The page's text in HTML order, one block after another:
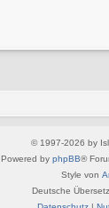
© 1997-2026 by
Powered by phpBB®
Style von
Deutsche